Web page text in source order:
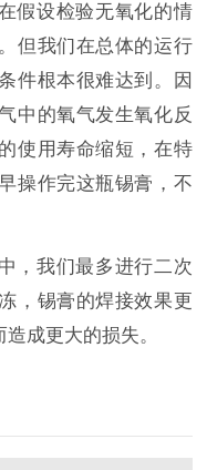
假设检验无氧化的情
但我们在总体的运行
件根本很难达到。因
中的氧气发生氧化反
使用寿命缩短 ，在特
操作完这瓶锡膏，不
，我们最多进行二次
，锡膏的焊接效果更
成更大的损失。